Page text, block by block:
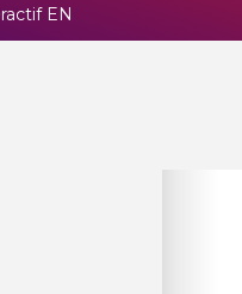
Not
EN